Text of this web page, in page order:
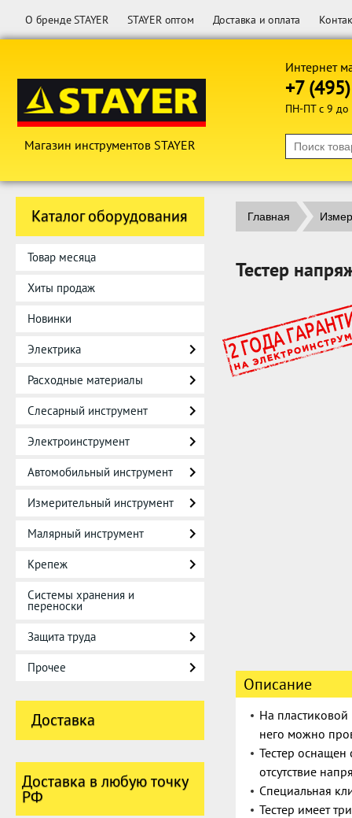
О бренде STAYER STAYER оптом Доставка и оплата
Магазин инструментов STAYER
Интернет
+7
ПН-ПТ с 9 до
Каталог оборудования
Товар месяца
Хиты продаж
Новинки
Электрика
Расходные материалы
Слесарный инструмент
Электроинструмент
Автомобильный инструмент
Измерительный инструмент
Малярный инструмент
Крепеж
Системы хранения и
переноски
Защита труда
Прочее
Доставка
Доставка в любую точку
РФ
Главная
Тестер
Описание
На
него можно
Тестер
отсутствие
Специальная
Тестер имеет